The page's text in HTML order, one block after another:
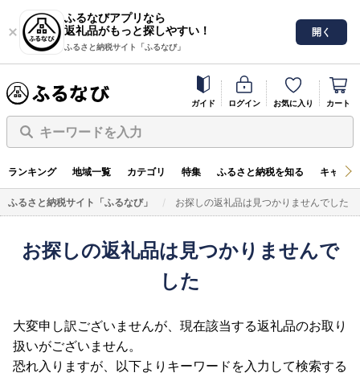
ふるなびアプリなら
返礼品がもっと探しやすい！
ふるさと納税サイト「ふるなび」
開く
ガイド ログイン お気に入り カート
キーワードを入力
ランキング 地域一覧 カテゴリ 特集 ふるさと納税を知る キャン
ふるさと納税サイト「ふるなび」 お探しの返礼品は見つかりませんでした
お探しの返礼品は見つかりませんで
した
大変申し訳ございませんが、現在該当する返礼品のお取り
扱いがございません。
恐れ入りますが、以下よりキーワードを入力して検索する